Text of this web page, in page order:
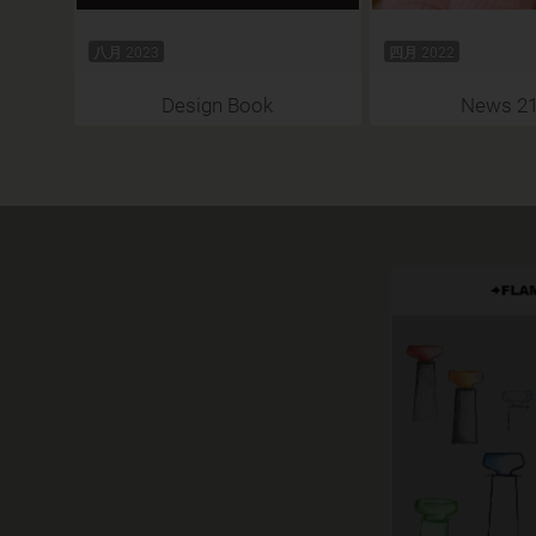
八月 2023
Design Book
四月 2022
News